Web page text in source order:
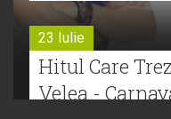
23 Iulie
Hitul Care
Velea -